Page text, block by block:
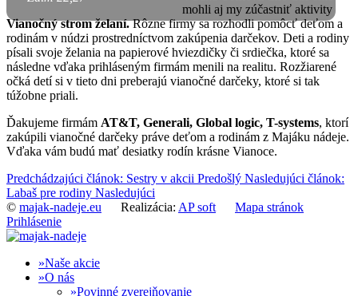
mohli aj my zúčastniť aktivity
Vianočný strom želaní.Rôzne firmy sa rozhodli pomôcť deťom a
rodinám v núdzi prostredníctvom zakúpenia darčekov. Deti a rodiny
písali svoje želania na papierové hviezdičky či srdiečka, ktoré sa
následne vďaka prihláseným firmám menili na realitu. Rozžiarené
očká detí si v tieto dni preberajú vianočné darčeky, ktoré si tak
túžobne priali.
Ďakujeme firmám AT&T, Generali, Global logic, T-systems, ktorí
zakúpili vianočné darčeky práve deťom a rodinám z Majáku nádeje.
Vďaka vám budú mať desiatky rodín krásne Vianoce.
Predchádzajúci článok: Sestry v akcii Predošlý Nasledujúci článok:
Labaš pre rodiny Nasledujúci
© majak-nadeje.eu Realizácia: AP soft
Mapa stránok
Prihlásenie
Naše akcie
O nás
Povinné zverejňovanie